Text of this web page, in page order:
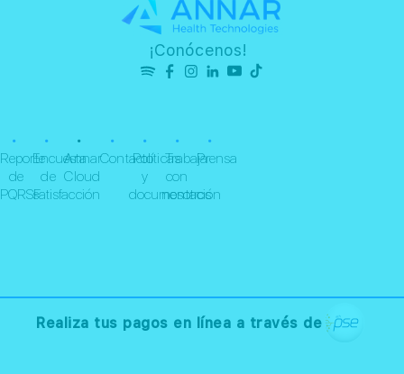
¡Conócenos!
•
Reporte
de
PQRSF
•
Encuesta
de
satisfacción
•
Annar
Cloud
•
Contacto
•
Políticas
y
documentación
•
Trabaja
con
nosotros
•
Prensa
Realiza tus pagos en línea a través de